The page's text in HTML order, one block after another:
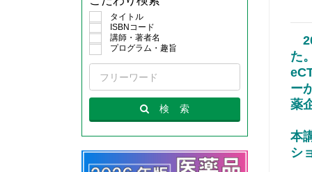
た。
ー
薬
本
シ
タイトル
ISBNコード
講師・著者名
プログラム・趣旨
検 索